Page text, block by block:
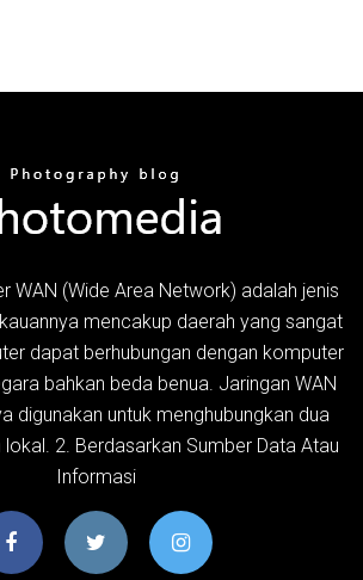
WAN (Wide Area Network) adalah jenis
mencakup daerah yang sangat
dapat berhubungan dengan komputer
bahkan beda benua. Jaringan WAN
digunakan untuk menghubungkan dua
lokal. 2. Berdasarkan Sumber Data Atau
Informasi